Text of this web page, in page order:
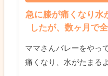
急に膝が痛くなり水
したが、数ヶ月で
ママさんバレーをやっ
痛くなり、水がたまる